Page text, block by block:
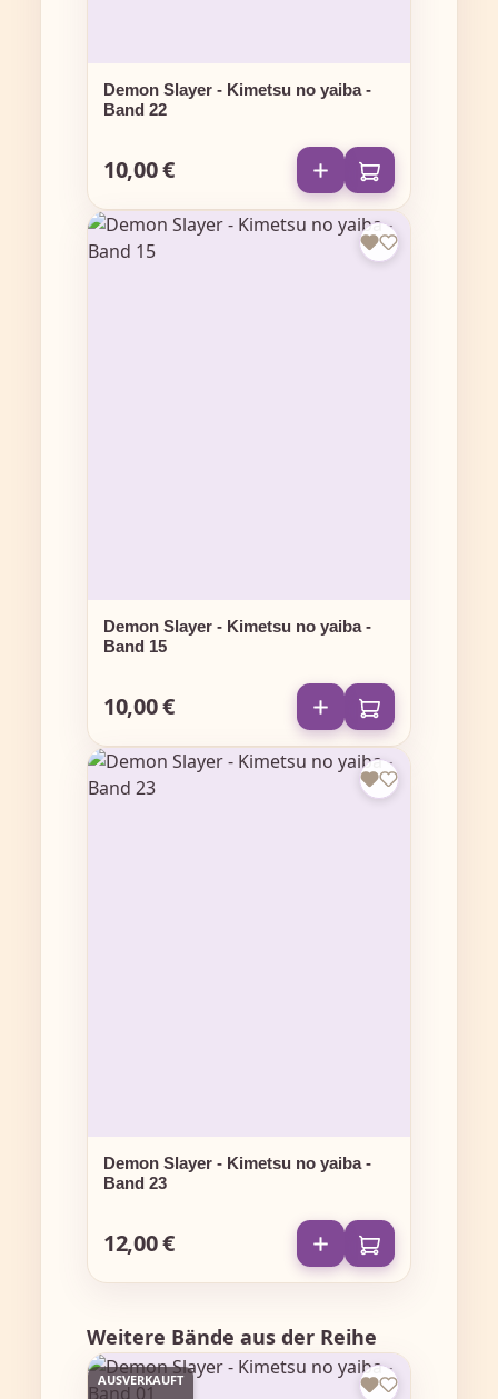
Demon Slayer - Kimetsu no yaiba -
Band 22
Regulärer Preis:
10,00 €
Demon Slayer - Kimetsu no yaiba -
Band 15
Regulärer Preis:
10,00 €
Demon Slayer - Kimetsu no yaiba -
Band 23
Regulärer Preis:
12,00 €
Produktgalerie überspringen
Weitere Bände aus der Reihe
AUSVERKAUFT